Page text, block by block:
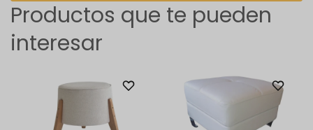
Productos que te pueden
interesar